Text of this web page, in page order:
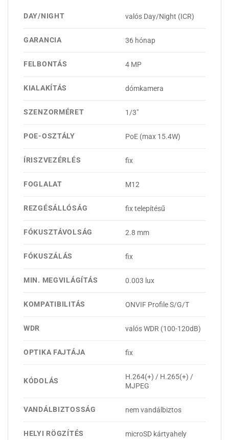
DAY/NIGHT valós Day/Night (ICR)
GARANCIA 36 hónap
FELBONTÁS 4 MP
KIALAKÍTÁS dómkamera
SZENZORMÉRET 1/3"
POE-OSZTÁLY PoE (max 15.4W)
ÍRISZVEZÉRLÉS fix
FOGLALAT M12
REZGÉSÁLLÓSÁG fix telepítésű
FÓKUSZTÁVOLSÁG 2.8 mm
FÓKUSZÁLÁS fix
MIN. MEGVILÁGÍTÁS 0.003 lux
KOMPATIBILITÁS ONVIF Profile S/G/T
WDR valós WDR (100-120dB)
OPTIKA FAJTÁJA fix
KÓDOLÁS
H.264(+) / H.265(+) /
MJPEG
VANDÁLBIZTOSSÁG nem vandálbiztos
HELYI RÖGZÍTÉS microSD kártyahely